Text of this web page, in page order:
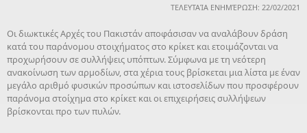
ΤΕΛΕΥΤΑΊΑ ΕΝΗΜΈΡΩΣΗ: 22/02/2021
Οι διωκτικές Αρχές του Πακιστάν αποφάσισαν να αναλάβουν δράση
κατά του παράνομου στοιχήματος στο κρίκετ και ετοιμάζονται να
προχωρήσουν σε συλλήψεις υπόπτων. Σύμφωνα με τη νεότερη
ανακοίνωση των αρμοδίων, στα χέρια τους βρίσκεται μια λίστα με έναν
μεγάλο αριθμό φυσικών προσώπων και ιστοσελίδων που προσφέρουν
παράνομα στοίχημα στο κρίκετ και οι επιχειρήσεις συλλήψεων
βρίσκονται προ των πυλών.